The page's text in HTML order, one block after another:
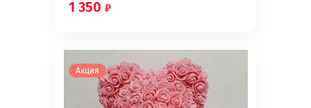
1 350
Акция